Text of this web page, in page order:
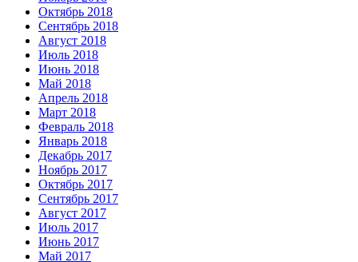
Октябрь 2018
Сентябрь 2018
Август 2018
Июль 2018
Июнь 2018
Май 2018
Апрель 2018
Март 2018
Февраль 2018
Январь 2018
Декабрь 2017
Ноябрь 2017
Октябрь 2017
Сентябрь 2017
Август 2017
Июль 2017
Июнь 2017
Май 2017